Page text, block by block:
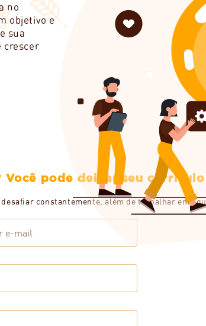
no
objetivo e
sua
crescer
Você pode deixar seu
constantemente, além de trabalhar em